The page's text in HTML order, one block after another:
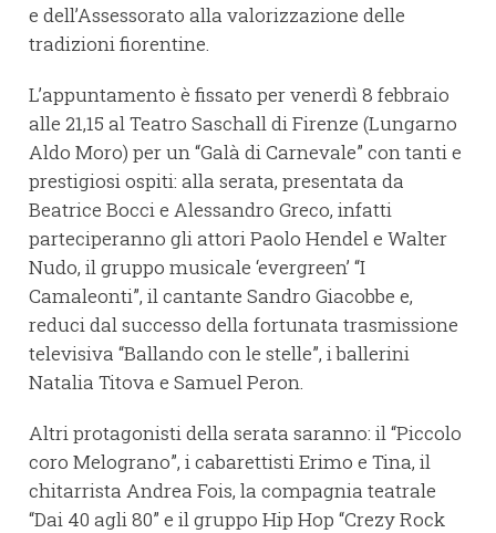
e dell’Assessorato alla valorizzazione delle
tradizioni fiorentine.
L’appuntamento è fissato per venerdì 8 febbraio
alle 21,15 al Teatro Saschall di Firenze (Lungarno
Aldo Moro) per un “Galà di Carnevale” con tanti e
prestigiosi ospiti: alla serata, presentata da
Beatrice Bocci e Alessandro Greco, infatti
parteciperanno gli attori Paolo Hendel e Walter
Nudo, il gruppo musicale ‘evergreen’ “I
Camaleonti”, il cantante Sandro Giacobbe e,
reduci dal successo della fortunata trasmissione
televisiva “Ballando con le stelle”, i ballerini
Natalia Titova e Samuel Peron.
Altri protagonisti della serata saranno: il “Piccolo
coro Melograno”, i cabarettisti Erimo e Tina, il
chitarrista Andrea Fois, la compagnia teatrale
“Dai 40 agli 80” e il gruppo Hip Hop “Crezy Rock